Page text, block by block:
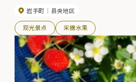
30 日（周日）的周六、周日和公共节假日。
岩手町 县央地区
观光景点 采摘水果